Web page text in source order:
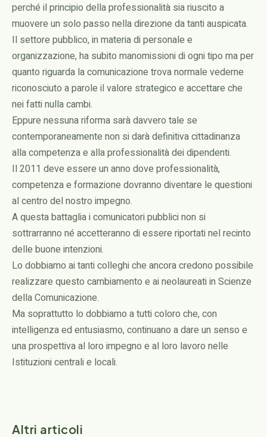
perché il principio della professionalità sia riuscito a
muovere un solo passo nella direzione da tanti auspicata.
Il settore pubblico, in materia di personale e
organizzazione, ha subito manomissioni di ogni tipo ma per
quanto riguarda la comunicazione trova normale vederne
riconosciuto a parole il valore strategico e accettare che
nei fatti nulla cambi.
Eppure nessuna riforma sarà davvero tale se
contemporaneamente non si darà definitiva cittadinanza
alla competenza e alla professionalità dei dipendenti.
Il 2011 deve essere un anno dove professionalità,
competenza e formazione dovranno diventare le questioni
al centro del nostro impegno.
A questa battaglia i comunicatori pubblici non si
sottrarranno né accetteranno di essere riportati nel recinto
delle buone intenzioni.
Lo dobbiamo ai tanti colleghi che ancora credono possibile
realizzare questo cambiamento e ai neolaureati in Scienze
della Comunicazione.
Ma soprattutto lo dobbiamo a tutti coloro che, con
intelligenza ed entusiasmo, continuano a dare un senso e
una prospettiva al loro impegno e al loro lavoro nelle
Istituzioni centrali e locali.
Altri articoli